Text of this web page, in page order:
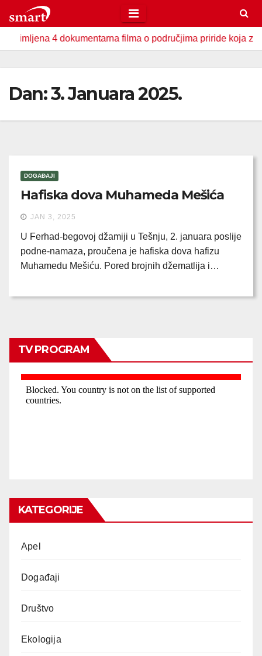
to
content4 dokumentarna filma o područjima priride koja
Dan:3. Januara 2025.
DOGAĐAJI
Hafiska dova Muhameda Mešića
JAN 3, 2025
U Ferhad-begovoj džamiji u Tešnju, 2. januara poslije
podne-namaza, proučena je hafiska dova hafizu
Muhamedu Mešiću. Pored brojnih džematlija i…
TV PROGRAM
KATEGORIJE
Apel
Događaji
Društvo
Ekologija